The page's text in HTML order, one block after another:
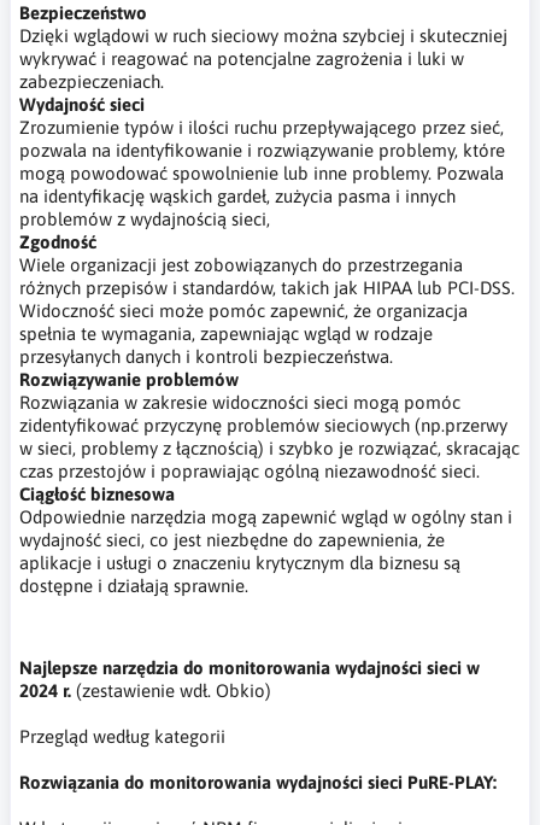
Bezpieczeństwo
Dzięki wglądowi w ruch sieciowy można szybciej i skuteczniej
wykrywać i reagować na potencjalne zagrożenia i luki w
zabezpieczeniach.
Wydajność sieci
Zrozumienie typów i ilości ruchu przepływającego przez sieć,
pozwala na identyfikowanie i rozwiązywanie problemy, które
mogą powodować spowolnienie lub inne problemy. Pozwala
na identyfikację wąskich gardeł, zużycia pasma i innych
problemów z wydajnością sieci,
Zgodność
Wiele organizacji jest zobowiązanych do przestrzegania
różnych przepisów i standardów, takich jak HIPAA lub PCI-DSS.
Widoczność sieci może pomóc zapewnić, że organizacja
spełnia te wymagania, zapewniając wgląd w rodzaje
przesyłanych danych i kontroli bezpieczeństwa.
Rozwiązywanie problemów
Rozwiązania w zakresie widoczności sieci mogą pomóc
zidentyfikować przyczynę problemów sieciowych (np.przerwy
w sieci, problemy z łącznością) i szybko je rozwiązać, skracając
czas przestojów i poprawiając ogólną niezawodność sieci.
Ciągłość biznesowa
Odpowiednie narzędzia mogą zapewnić wgląd w ogólny stan i
wydajność sieci, co jest niezbędne do zapewnienia, że
aplikacje i usługi o znaczeniu krytycznym dla biznesu są
dostępne i działają sprawnie.
Najlepsze narzędzia do monitorowania wydajności sieci w
2024 r. (zestawienie wdł. Obkio)
Przegląd według kategorii
Rozwiązania do monitorowania wydajności sieci PuRE-PLAY: